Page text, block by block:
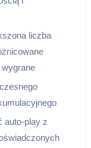
liczba
auto-play z